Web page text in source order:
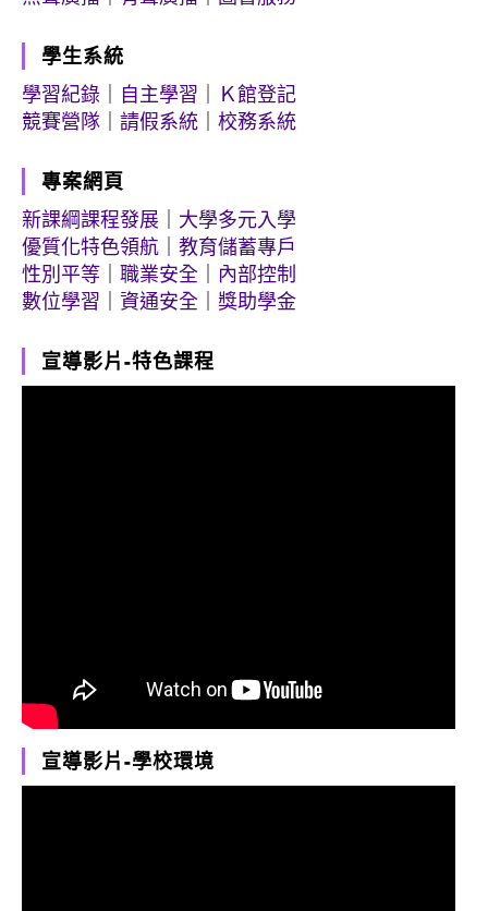
學生系統
學習紀錄
自主學習
Ｋ館登記
競賽營隊
請假系統 校務系統
專案網頁
新課綱課程發展
大學多元入學
優質化特色領航
教育儲蓄專戶
性別平等
職業安全
內部控制
數位學習
資通安全 獎助學金
宣導影片-特色課程
宣導影片-學校環境